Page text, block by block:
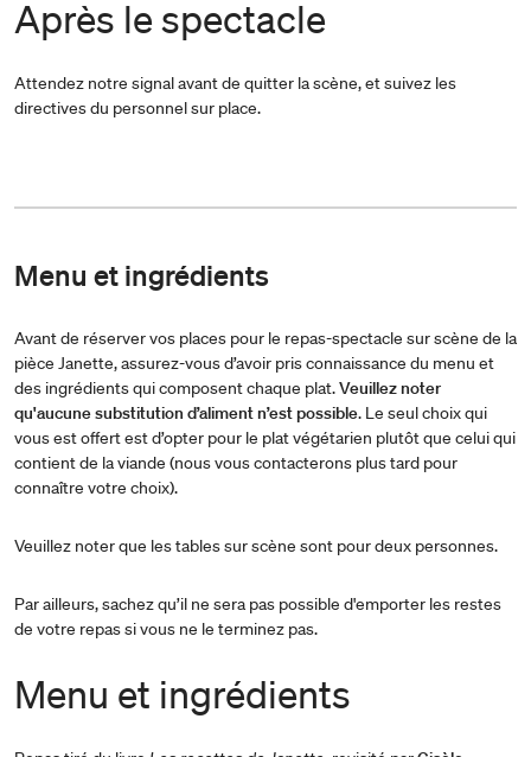
Après le spectacle
Attendez notre signal avant de quitter la scène, et suivez les
directives du personnel sur place.
Menu et ingrédients
Avant de réserver vos places pour le repas-spectacle sur scène de la
pièce Janette, assurez-vous d’avoir pris connaissance du menu et
des ingrédients qui composent chaque plat.Veuillez noter
qu'aucune substitution d’aliment n’est possible. Le seul choix qui
vous est offert est d’opter pour le plat végétarien plutôt que celui qui
contient de la viande (nous vous contacterons plus tard pour
connaître votre choix).
Veuillez noter que les tables sur scène sont pour deux personnes.
Par ailleurs, sachez qu’il ne sera pas possible d'emporter les restes
de votre repas si vous ne le terminez pas.
Menu et ingrédients